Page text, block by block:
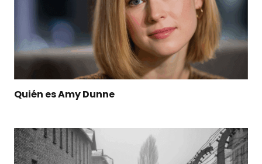
Quién es Amy Dunne